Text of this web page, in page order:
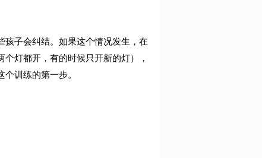
子会纠结。如果这个情况发生，在
灯都开，有的时候只开新的灯），
训练的第一步。